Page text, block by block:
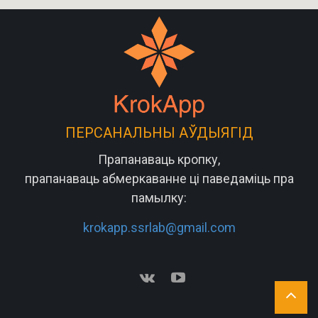
ПЕРСАНАЛЬНЫ АЎДЫЯГІД
Прапанаваць кропку,
прапанаваць абмеркаванне ці паведаміць пра
памылку:
krokapp.ssrlab@gmail.com